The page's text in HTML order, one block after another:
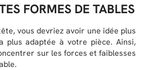
FORMES DE TABLES
vous devriez avoir une idée plus
plus adaptée à votre pièce. Ainsi,
sur les forces et faiblesses